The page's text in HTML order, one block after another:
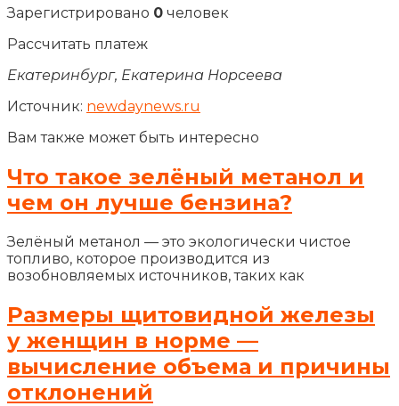
Зарегистрировано 0 человек
Рассчитать платеж
Екатеринбург, Екатерина Норсеева
Источник: newdaynews.ru
Вам также может быть интересно
Что такое зелёный метанол и
чем он лучше бензина?
Зелёный метанол — это экологически чистое
топливо, которое производится из
возобновляемых источников, таких как
Размеры щитовидной железы
у женщин в норме —
вычисление объема и причины
отклонений